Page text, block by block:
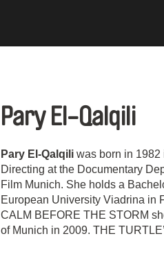
Pary El-Qalqili
Pary El-Qalqili was born in
Directing at the Documentary
Film Munich. She holds a
European University Viadrina in
CALM BEFORE THE STORM
of Munich in 2009. THE